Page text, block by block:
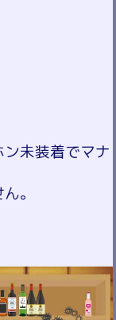
未装着でマナ
。